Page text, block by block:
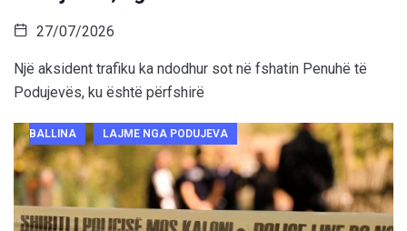
27/07/2026
Një aksident trafiku ka ndodhur sot në fshatin Penuhë të
Podujevës, ku është përfshirë
BALLINA LAJME NGA PODUJEVA